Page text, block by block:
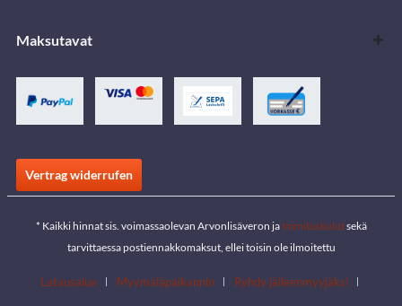
Maksutavat
Vertrag widerrufen
* Kaikki hinnat sis. voimassaolevan Arvonlisäveron jatoimituskulutsekä
tarvittaessa postiennakkomaksut, ellei toisin ole ilmoitettu
Latausalue Myymäläpaikannin
Ryhdy jälleenmyyjäksi